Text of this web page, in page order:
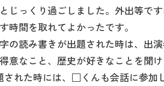
じっくり過ごしました。外出等で
時間を取れてよかったです。
の読み書きが出題された時は、出
意なこと、歴史が好きなことを聞け
された時には、□くんも会話に参加